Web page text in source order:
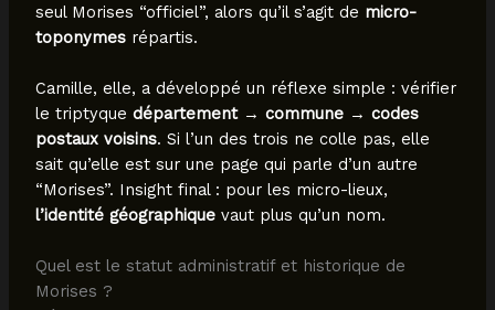
seul Morises “officiel”, alors qu’il s’agit de micro-
toponymesrépartis.
Camille, elle, a développé un réflexe simple : vérifier
le triptyque département→ commune→ codes
postaux voisins. Si l’un des trois ne colle pas, elle
sait qu’elle est sur une page qui parle d’un autre
“Morises”. Insight final : pour les micro-lieux,
l’identité géographiquevaut plus qu’un nom.
Quel est le statut administratif et historique de
Morises ?